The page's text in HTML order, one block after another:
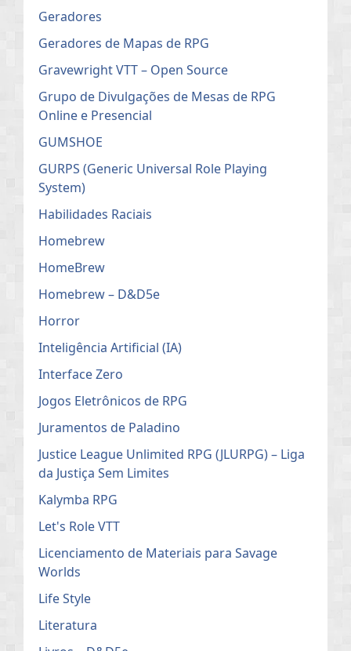
Geradores
Geradores de Mapas de RPG
Gravewright VTT – Open Source
Grupo de Divulgações de Mesas de RPG
Online e Presencial
GUMSHOE
GURPS (Generic Universal Role Playing
System)
Habilidades Raciais
Homebrew
HomeBrew
Homebrew – D&D5e
Horror
Inteligência Artificial (IA)
Interface Zero
Jogos Eletrônicos de RPG
Juramentos de Paladino
Justice League Unlimited RPG (JLURPG) – Liga
da Justiça Sem Limites
Kalymba RPG
Let's Role VTT
Licenciamento de Materiais para Savage
Worlds
Life Style
Literatura